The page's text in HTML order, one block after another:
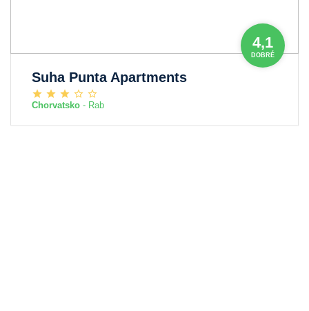
4,1
DOBRÉ
Suha Punta Apartments
Chorvatsko - Rab